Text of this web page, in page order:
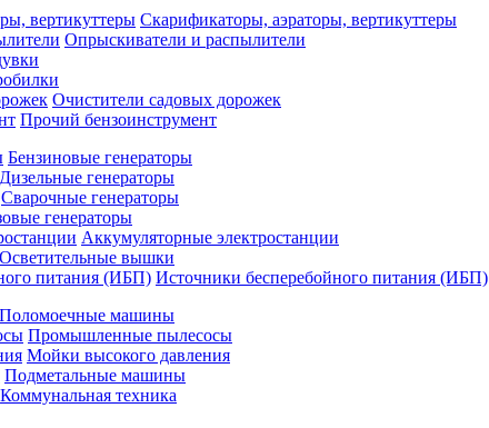
Скарификаторы, аэраторы, вертикуттеры
Опрыскиватели и распылители
Очистители садовых дорожек
Прочий бензоинструмент
Бензиновые генераторы
Дизельные генераторы
Сварочные генераторы
генераторы
Аккумуляторные электростанции
Осветительные вышки
Источники бесперебойного питания (ИБП)
Поломоечные машины
Промышленные пылесосы
Мойки высокого давления
Подметальные машины
Коммунальная техника